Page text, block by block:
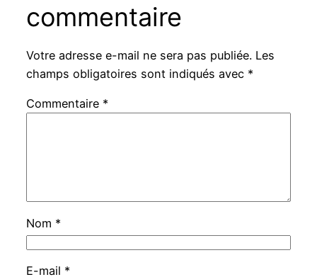
commentaire
Votre adresse e-mail ne sera pas publiée. Les
champs obligatoires sont indiqués avec *
Commentaire *
Nom *
E-mail *